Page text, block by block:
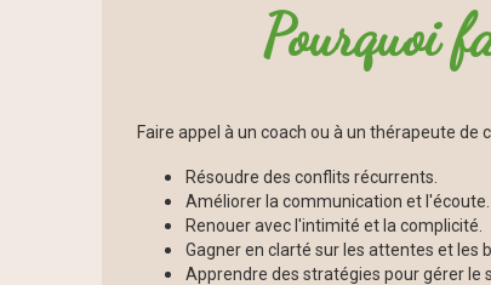
Pourquoi
Faire appel à un coach ou à un thérapeute
Résoudre des conflits récurrents.
Améliorer la communication et l'écoute.
Renouer avec l'intimité et la complicité.
Gagner en clarté sur les attentes et les
Apprendre des stratégies pour gérer le